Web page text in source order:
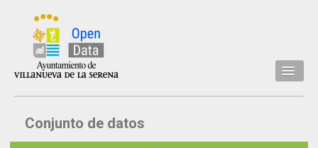
Inicio
Datos
Conjunto de datos